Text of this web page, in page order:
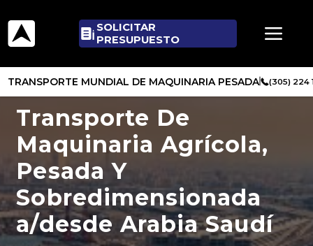
SOLICITAR
PRESUPUESTO
TRANSPORTE MUNDIAL DE MAQUINARIA PESADA (305) 224
Transporte De
Maquinaria Agrícola,
Pesada Y
Sobredimensionada
a/desde Arabia Saudí